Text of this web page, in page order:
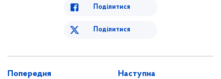
Поділитися
Поділитися
Попередня Наступна